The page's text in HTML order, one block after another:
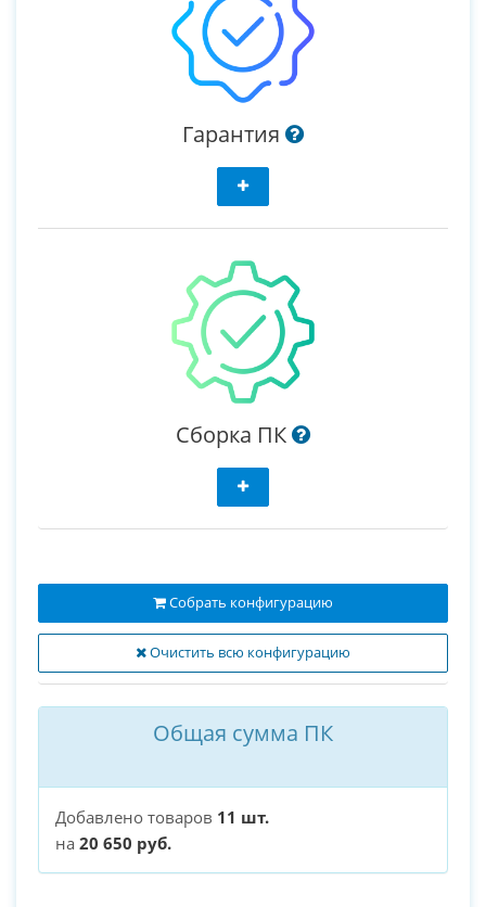
Гарантия
Сборка ПК
Очистить всю конфигурацию
Собрать конфигурацию
Общая сумма ПК
Добавлено товаров 11 шт.
на 20 650 руб.